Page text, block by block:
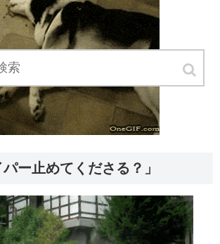
パー止めてくださる？」